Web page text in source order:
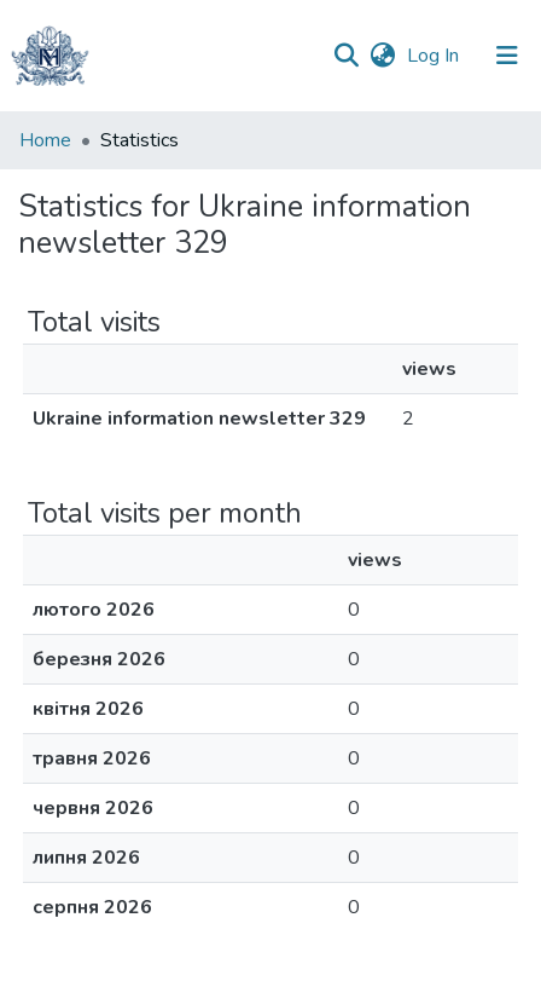
Log In (current)
Communities
Collections
All of DSpace
Home Statistics
Statistics for Ukraine information
newsletter 329
Total visits
views
Ukraine information newsletter 329
2
Total visits per month
views
лютого 2026
0
березня 2026
0
квітня 2026
0
травня 2026
0
червня 2026
0
липня 2026
0
серпня 2026
0